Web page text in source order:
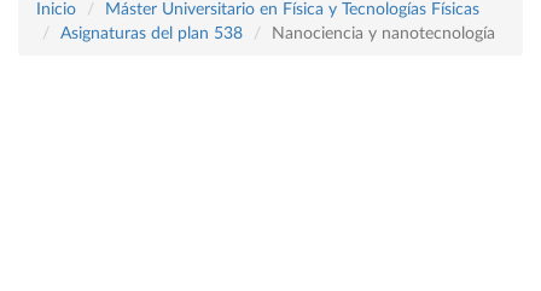
Inicio
Máster Universitario en Física y Tecnologías Físicas
Asignaturas del plan 538
Nanociencia y nanotecnología